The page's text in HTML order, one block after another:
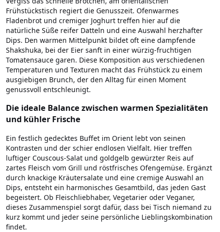
Frühstückstisch regiert die Genusszeit. Ofenwarmes
Fladenbrot und cremiger Joghurt treffen hier auf die
natürliche Süße reifer Datteln und eine Auswahl herzhafter
Dips. Den warmen Mittelpunkt bildet oft eine dampfende
Shakshuka, bei der Eier sanft in einer würzig-fruchtigen
Tomatensauce garen. Diese Komposition aus verschiedenen
Temperaturen und Texturen macht das Frühstück zu einem
ausgiebigen Brunch, der den Alltag für einen Moment
genussvoll entschleunigt.
Die ideale Balance zwischen warmen Spezialitäten
und kühler Frische
Ein festlich gedecktes Buffet im Orient lebt von seinen
Kontrasten und der schier endlosen Vielfalt. Hier treffen
luftiger Couscous-Salat und goldgelb gewürzter Reis auf
zartes Fleisch vom Grill und röstfrisches Ofengemüse. Ergänzt
durch knackige Kräutersalate und eine cremige Auswahl an
Dips, entsteht ein harmonisches Gesamtbild, das jeden Gast
begeistert. Ob Fleischliebhaber, Vegetarier oder Veganer,
dieses Zusammenspiel sorgt dafür, dass bei Tisch niemand zu
kurz kommt und jeder seine persönliche Lieblingskombination
findet.